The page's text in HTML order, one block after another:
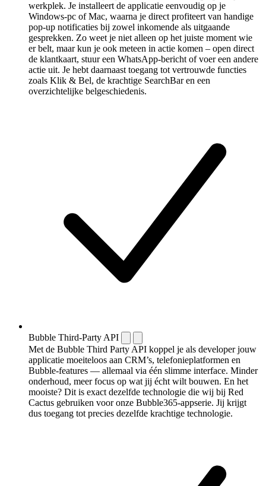
werkplek. Je installeert de applicatie eenvoudig op je
Windows-pc of Mac, waarna je direct profiteert van handige
pop-up notificaties bij zowel inkomende als uitgaande
gesprekken. Zo weet je niet alleen op het juiste moment wie
er belt, maar kun je ook meteen in actie komen – open direct
de klantkaart, stuur een WhatsApp-bericht of voer een andere
actie uit. Je hebt daarnaast toegang tot vertrouwde functies
zoals Klik & Bel, de krachtige SearchBar en een
overzichtelijke belgeschiedenis.
Bubble Third-Party API
Met de Bubble Third Party API koppel je als developer jouw
applicatie moeiteloos aan CRM’s, telefonieplatformen en
Bubble-features — allemaal via één slimme interface. Minder
onderhoud, meer focus op wat jij écht wilt bouwen. En het
mooiste? Dit is exact dezelfde technologie die wij bij Red
Cactus gebruiken voor onze Bubble365-appserie. Jij krijgt
dus toegang tot precies dezelfde krachtige technologie.